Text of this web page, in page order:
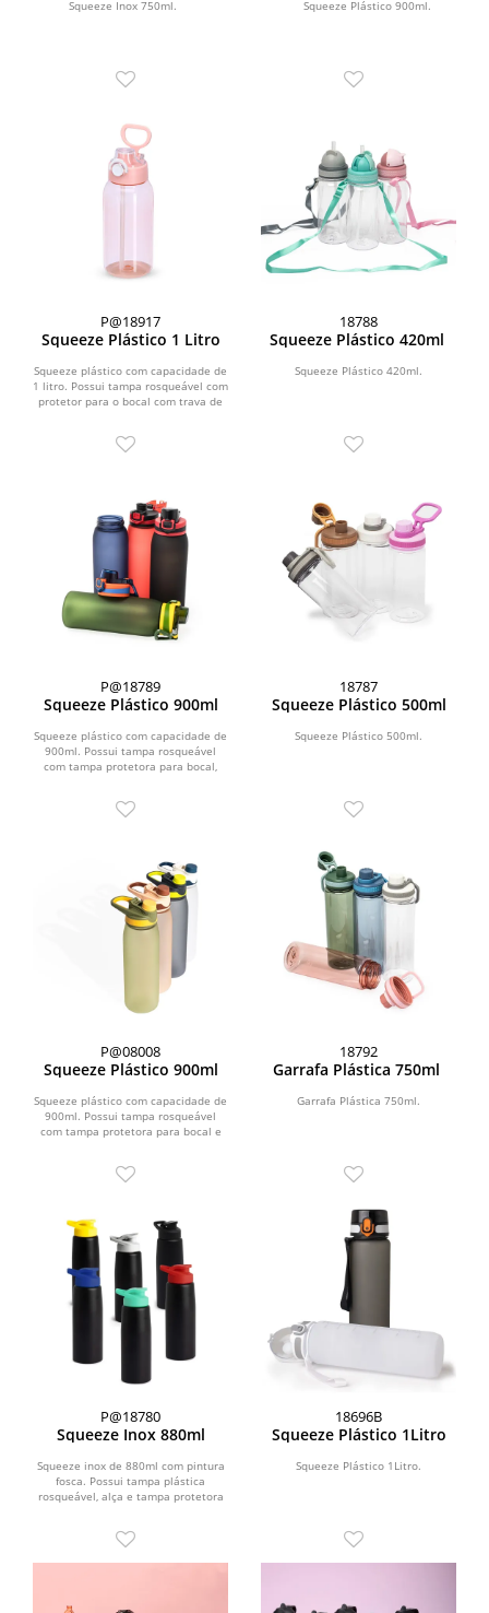
Squeeze Inox 750ml. Squeeze Plástico 900ml.
P@18917
Squeeze Plástico 1 Litro
Squeeze plástico com capacidade de
1 litro. Possui tampa rosqueável com
protetor para o bocal com trava de
18788
Squeeze Plástico 420ml
Squeeze Plástico 420ml.
P@18789
Squeeze Plástico 900ml
Squeeze plástico com capacidade de
900ml. Possui tampa rosqueável
com tampa protetora para bocal,
18787
Squeeze Plástico 500ml
Squeeze Plástico 500ml.
P@08008
Squeeze Plástico 900ml
Squeeze plástico com capacidade de
900ml. Possui tampa rosqueável
com tampa protetora para bocal e
18792
Garrafa Plástica 750ml
Garrafa Plástica 750ml.
P@18780
Squeeze Inox 880ml
Squeeze inox de 880ml com pintura
fosca. Possui tampa plástica
rosqueável, alça e tampa protetora
18696B
Squeeze Plástico 1Litro
Squeeze Plástico 1Litro.